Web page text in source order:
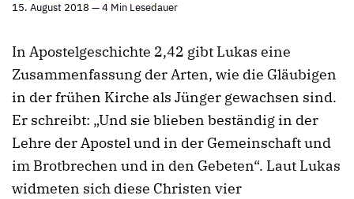
15. August 2018 — 4 Min Lesedauer
In Apostelgeschichte 2,42 gibt Lukas eine
Zusammenfassung der Arten, wie die Gläubigen
in der frühen Kirche als Jünger gewachsen sind.
Er schreibt: „Und sie blieben beständig in der
Lehre der Apostel und in der Gemeinschaft und
im Brotbrechen und in den Gebeten“. Laut Lukas
widmeten sich diese Christen vier